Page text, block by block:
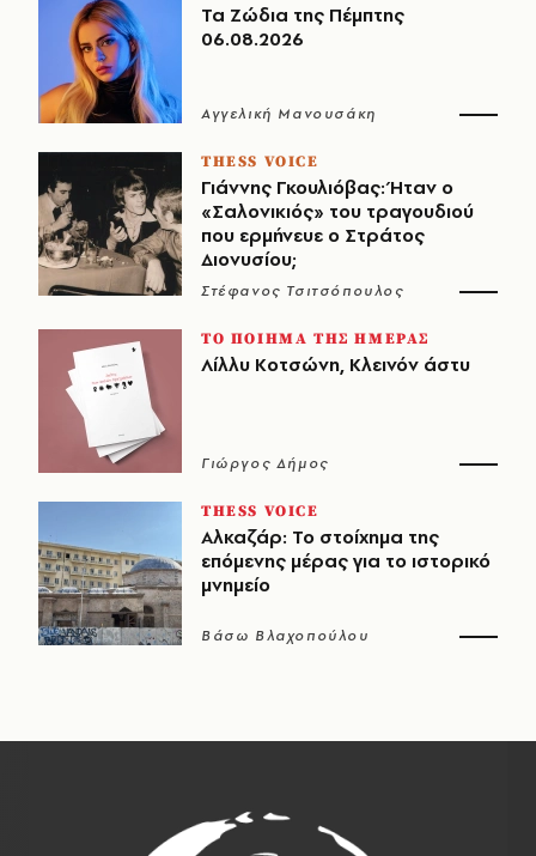
Τα Ζώδια της Πέμπτης
06.08.2026
Αγγελική Μανουσάκη
THESS VOICE
Γιάννης Γκουλιόβας: Ήταν ο
«Σαλονικιός» του τραγουδιού
που ερμήνευε ο Στράτος
Διονυσίου;
Στέφανος Τσιτσόπουλος
ΤΟ ΠΟΙΗΜΑ ΤΗΣ ΗΜΕΡΑΣ
Λίλλυ Κοτσώνη, Κλεινόν άστυ
Γιώργος Δήμος
THESS VOICE
Αλκαζάρ: Το στοίχημα της
επόμενης μέρας για το ιστορικό
μνημείο
Βάσω Βλαχοπούλου